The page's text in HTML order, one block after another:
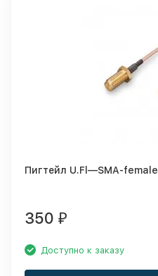
Пигтейл U.Fl—SMA-female
350 ₽
Доступно к заказу